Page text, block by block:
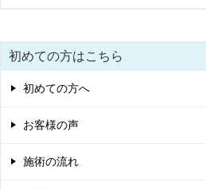
初めての方はこちら
初めての方へ
お客様の声
施術の流れ